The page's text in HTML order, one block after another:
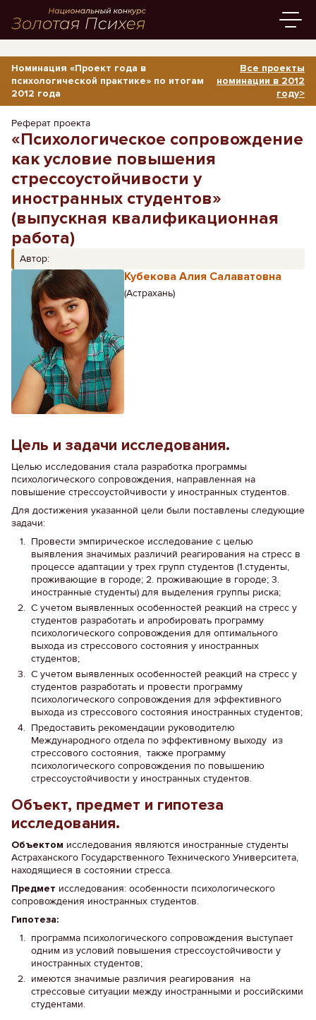
Номинация «Проект года в
психологической практике» по итогам
2012 года
Все проекты
номинации в 2012
году>
Реферат проекта
«Психологическое сопровождение
как условие повышения
стрессоустойчивости у
иностранных студентов»
(выпускная квалификационная
работа)
Автор:
Кубекова Алия Салаватовна
(Астрахань)
Цель и задачи исследования.
Целью исследования стала разработка программы
психологического сопровождения, направленная на
повышение стрессоустойчивости у иностранных студентов.
Для достижения указанной цели были поставлены следующие
задачи:
Провести эмпирическое исследование с целью
выявления значимых различий реагирования на стресс в
процессе адаптации у трех групп студентов (1.студенты,
проживающие в городе; 2. проживающие в городе; 3.
иностранные студенты) для выделения группы риска;
С учетом выявленных особенностей реакций на стресс у
студентов разработать и апробировать программу
психологического сопровождения для оптимального
выхода из стрессового состояния у иностранных
студентов;
С учетом выявленных особенностей реакций на стресс у
студентов разработать и провести программу
психологического сопровождения для эффективного
выхода из стрессового состояния иностранных студентов;
Предоставить рекомендации руководителю
Международного отдела по эффективному выходу из
стрессового состояния, также программу
психологического сопровождения по повышению
стрессоустойчивости у иностранных студентов.
Объект, предмет и гипотеза
исследования.
Объектом исследования являются иностранные студенты
Астраханского Государственного Технического Университета,
находящиеся в состоянии стресса.
Предмет исследования: особенности психологического
сопровождения иностранных студентов.
Гипотеза:
программа психологического сопровождения выступает
одним из условий повышения стрессоустойчивости у
иностранных студентов;
имеются значимые различия реагирования на
стрессовые ситуации между иностранными и российскими
студентами.